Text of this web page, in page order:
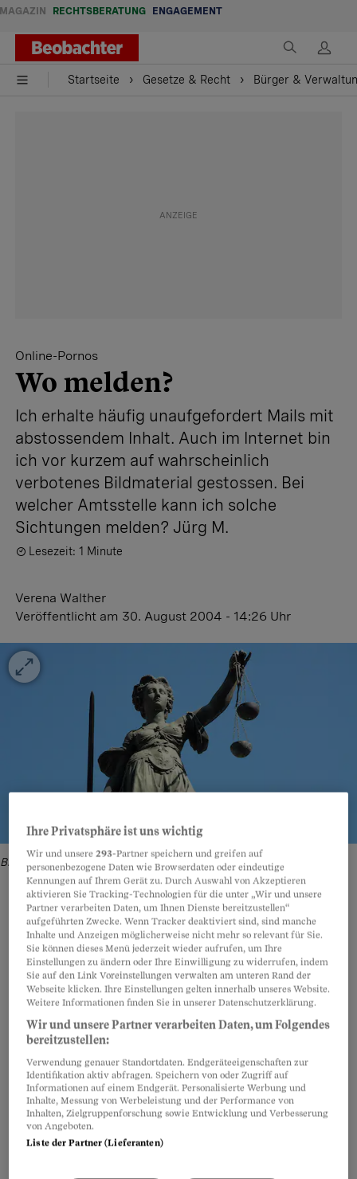
MAGAZIN RECHTSBERATUNG ENGAGEMENT
Startseite Gesetze & Recht Bürger &
Online-Pornos
Wo melden?
Ich erhalte häufig unaufgefordert Mails mit
abstossendem Inhalt. Auch im Internet bin
ich vor kurzem auf wahrscheinlich
verbotenes Bildmaterial gestossen. Bei
welcher Amtsstelle kann ich solche
Sichtungen melden? Jürg M.
Lesezeit: 1 Minute
Verena Walther
Veröffentlicht am 30. August 2004 - 14:26 Uhr
Bild: Getty Images
Teilen Anhören Merken Kommentare
Artikel teilen
Sie können in dieser Sache die
Koordinationsstelle zur Bekämpfung der
Internetkriminalität (Kobik) des Bundesamts
einleiten wird:www.cybercrime.admin.ch
finden dort ein Formular, mit dem Sie
mutmasslich strafrechtlich relevante
Internetseiten – insbesondere aus den Bereichen
Ihre Privatsphäre ist uns wichtig
Wir und unsere293-Partner speichern und greifen auf
personenbezogene Daten wie Browserdaten oder eindeutige
Kennungen auf Ihrem Gerät zu. Durch Auswahl von Akzeptieren
aktivieren Sie Tracking-Technologien für die unter „Wir und unsere
Partner verarbeiten Daten, um Ihnen Dienste bereitzustellen“
aufgeführten Zwecke. Wenn Tracker deaktiviert sind, sind manche
Inhalte und Anzeigen möglicherweise nicht mehr so relevant für Sie.
Sie können dieses Menü jederzeit wieder aufrufen, um Ihre
Einstellungen zu ändern oder Ihre Einwilligung zu widerrufen, indem
Sie auf den Link Voreinstellungen verwalten am unteren Rand der
Webseite klicken. Ihre Einstellungen gelten innerhalb unseres Website.
Weitere Informationen finden Sie in unserer Datenschutzerklärung.
Wir und unsere Partner verarbeiten Daten, um Folgendes
bereitzustellen:
Verwendung genauer Standortdaten. Endgeräteeigenschaften zur
Identifikation aktiv abfragen. Speichern von oder Zugriff auf
Informationen auf einem Endgerät. Personalisierte Werbung und
Inhalte, Messung von Werbeleistung und der Performance von
Inhalten, Zielgruppenforschung sowie Entwicklung und Verbesserung
von Angeboten.
Liste der Partner (Lieferanten)